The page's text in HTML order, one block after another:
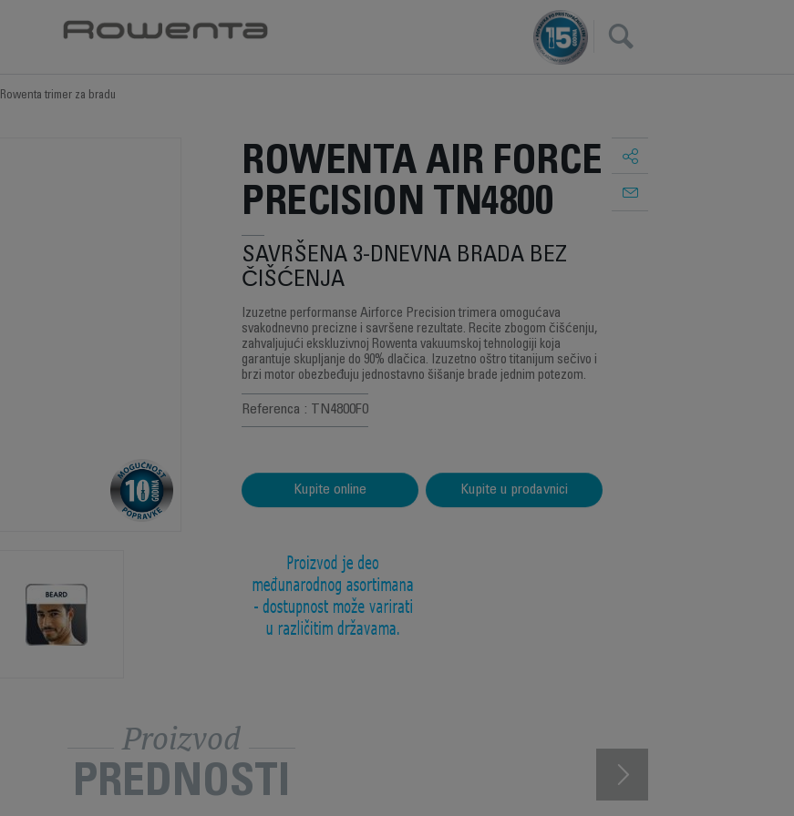
×
Rowenta trimer za bradu
ROWENTA AIR FORCE
PRECISION TN4800
SAVRŠENA 3-DNEVNA BRADA BEZ
ČIŠĆENJA
Izuzetne performanse Airforce Precision trimera omogućava
svakodnevno precizne i savršene rezultate. Recite zbogom čišćenju,
zahvaljujući ekskluzivnoj Rowenta vakuumskoj tehnologiji koja
garantuje skupljanje do 90% dlačica. Izuzetno oštro titanijum sečivo i
brzi motor obezbeđuju jednostavno šišanje brade jednim potezom.
Referenca : TN4800F0
Kupite online Kupite u prodavnici
Proizvod
PREDNOSTI